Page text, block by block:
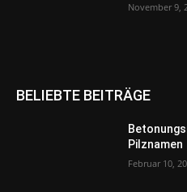
November 9,
BELIEBTE BEITRÄGE
Pilznamen
Februar 10,